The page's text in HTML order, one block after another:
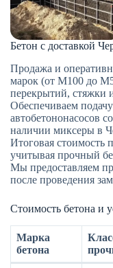
Бетон с доставкой
Продажа и
марок (от М100 до
перекрытий, стяжки
Обеспечиваем
автобетононасосов
наличии миксеры в
Итоговая стоимость
учитывая прочный
Мы предоставляем
после проведения
Стоимость бетона и
Марка
бетона